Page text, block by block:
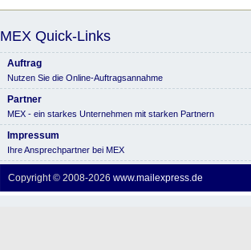
MEX Quick-Links
Auftrag
Nutzen Sie die Online-Auftragsannahme
Partner
MEX - ein starkes Unternehmen mit starken Partnern
Impressum
Ihre Ansprechpartner bei MEX
Copyright © 2008-2026 www.mailexpress.de